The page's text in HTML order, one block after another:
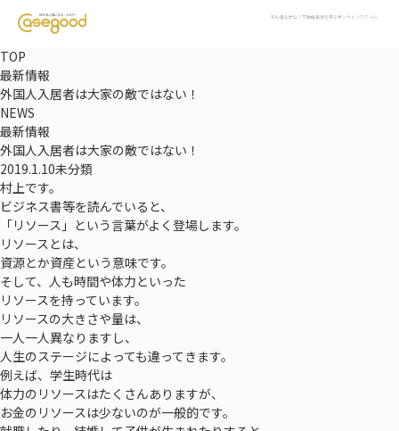
初心者も安心！不動産投資を学ぶオンラインスクール
TOP
最新情報
外国人入居者は大家の敵ではない！
NEWS
最新情報
外国人入居者は大家の敵ではない！
2019.1.10未分類
村上です。
ビジネス書等を読んでいると、
「リソース」という言葉がよく登場します。
リソースとは、
資源とか資産という意味です。
そして、人も時間や体力といった
リソースを持っています。
リソースの大きさや量は、
一人一人異なりますし、
人生のステージによっても違ってきます。
例えば、学生時代は
体力のリソースはたくさんありますが、
お金のリソースは少ないのが一般的です。